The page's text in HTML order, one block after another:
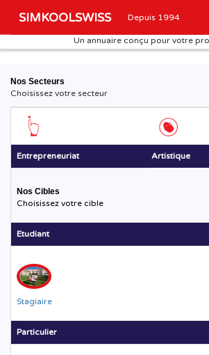
SIMKOOLSWISS Depuis 1994
Un annuaire conçu pour votre
Nos Secteurs
Choisissez votre secteur
Entrepreneuriat Artistique
Nos Cibles
Choisissez votre cible
Etudiant
Stagiaire
Particulier